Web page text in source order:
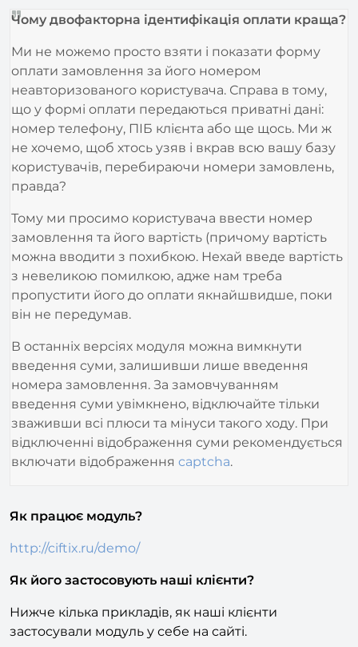
Чому двофакторна ідентифікація оплати краща?
Ми не можемо просто взяти і показати форму
оплати замовлення за його номером
неавторизованого користувача. Справа в тому,
що у формі оплати передаються приватні дані:
номер телефону, ПІБ клієнта або ще щось. Ми ж
не хочемо, щоб хтось узяв і вкрав всю вашу базу
користувачів, перебираючи номери замовлень,
правда?
Тому ми просимо користувача ввести номер
замовлення та його вартість (причому вартість
можна вводити з похибкою. Нехай введе вартість
з невеликою помилкою, адже нам треба
пропустити його до оплати якнайшвидше, поки
він не передумав.
В останніх версіях модуля можна вимкнути
введення суми, залишивши лише введення
номера замовлення. За замовчуванням
введення суми увімкнено, відключайте тільки
зваживши всі плюси та мінуси такого ходу. При
відключенні відображення суми рекомендується
Як працює модуль?
http://ciftix.ru/demo/
Як його застосовують наші клієнти?
Нижче кілька прикладів, як наші клієнти